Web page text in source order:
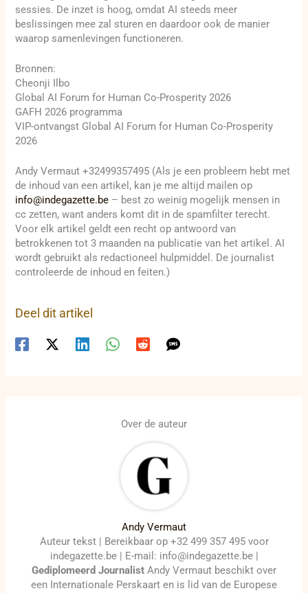
sessies. De inzet is hoog, omdat AI steeds meer
beslissingen mee zal sturen en daardoor ook de manier
waarop samenlevingen functioneren.
Bronnen:
Cheonji Ilbo
Global AI Forum for Human Co-Prosperity 2026
GAFH 2026 programma
VIP-ontvangst Global AI Forum for Human Co-Prosperity
2026
Andy Vermaut +32499357495 (Als je een probleem hebt met
de inhoud van een artikel, kan je me altijd mailen op
info@indegazette.be – best zo weinig mogelijk mensen in
cc zetten, want anders komt dit in de spamfilter terecht.
Voor elk artikel geldt een recht op antwoord van
betrokkenen tot 3 maanden na publicatie van het artikel. AI
wordt gebruikt als redactioneel hulpmiddel. De journalist
controleerde de inhoud en feiten.)
Deel dit artikel
Over de auteur
Andy Vermaut
Auteur tekst | Bereikbaar op +32 499 357 495 voor
indegazette.be | E-mail: info@indegazette.be |
Gediplomeerd Journalist Andy Vermaut beschikt over
een Internationale Perskaart en is lid van de Europese